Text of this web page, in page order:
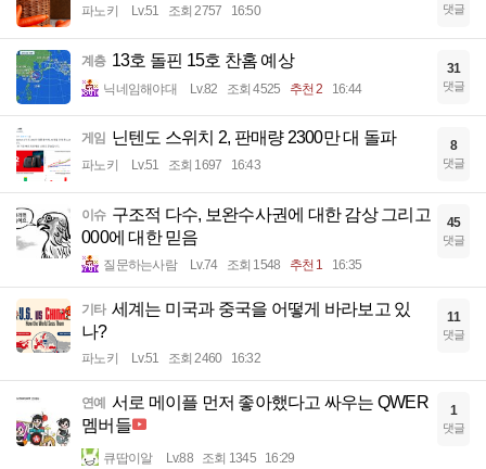
파노키 Lv.51 조회 2757 16:50 댓글
계층 13호 돌핀 15호 찬홈 예상
닉네임해야대 Lv.82 조회 4525 추천 2 16:44
31
댓글
게임 닌텐도 스위치 2, 판매량 2300만 대 돌파
파노키 Lv.51 조회 1697 16:43
8
댓글
이슈 구조적 다수, 보완수사권에 대한 감상 그리고
000에 대한 믿음
질문하는사람 Lv.74 조회 1548 추천 1 16:35
45
댓글
기타 세계는 미국과 중국을 어떻게 바라보고 있
나?
파노키 Lv.51 조회 2460 16:32
11
댓글
연예
서로 메이플 먼저 좋아했다고 싸우는 QWER
멤버들
큐땁이알 Lv.88 조회 1345 16:29
1
댓글